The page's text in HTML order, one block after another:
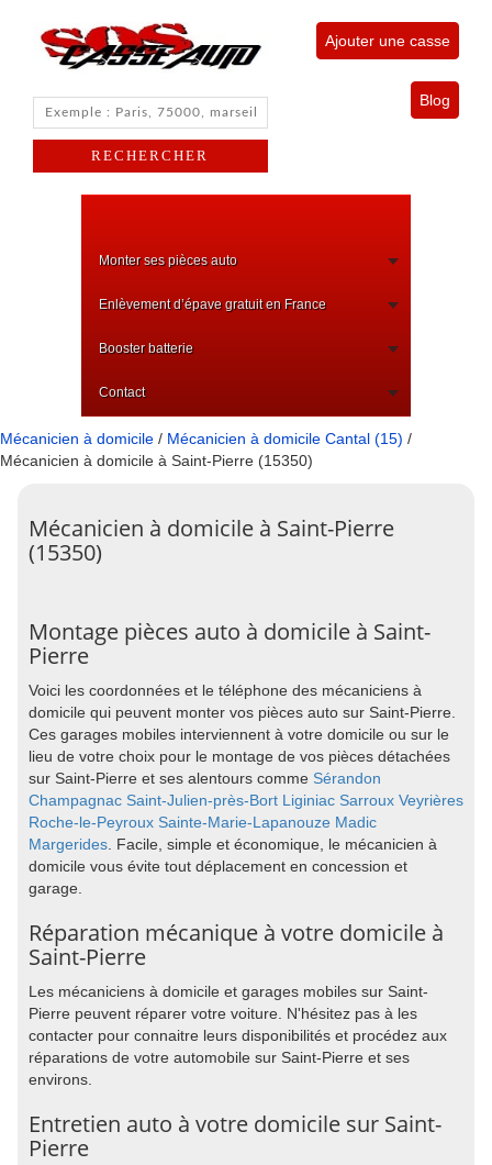
Ajouter une casse
Blog
Monter ses pièces auto
Enlèvement d’épave gratuit en France
Booster batterie
Contact
Mécanicien à domicile / Mécanicien à domicile Cantal (15) /
Mécanicien à domicile à Saint-Pierre (15350)
Mécanicien à domicile à Saint-Pierre
(15350)
Montage pièces auto à domicile à Saint-
Pierre
Voici les coordonnées et le téléphone des mécaniciens à
domicile qui peuvent monter vos pièces auto sur Saint-Pierre.
Ces garages mobiles interviennent à votre domicile ou sur le
lieu de votre choix pour le montage de vos pièces détachées
sur Saint-Pierre et ses alentours comme Sérandon
Champagnac Saint-Julien-près-Bort Liginiac Sarroux Veyrières
Roche-le-Peyroux Sainte-Marie-Lapanouze Madic
Margerides. Facile, simple et économique, le mécanicien à
domicile vous évite tout déplacement en concession et
garage.
Réparation mécanique à votre domicile à
Saint-Pierre
Les mécaniciens à domicile et garages mobiles sur Saint-
Pierre peuvent réparer votre voiture. N'hésitez pas à les
contacter pour connaitre leurs disponibilités et procédez aux
réparations de votre automobile sur Saint-Pierre et ses
environs.
Entretien auto à votre domicile sur Saint-
Pierre